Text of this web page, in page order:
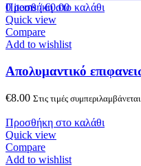
0items / €0.00
Προσθήκη στο καλάθι
Quick view
Compare
Add to wishlist
Απολυμαντικό
€8.00 Στις τιμές
Προσθήκη στο καλάθι
Quick view
Compare
Add to wishlist